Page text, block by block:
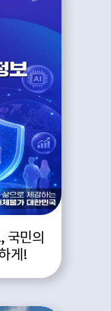
게!